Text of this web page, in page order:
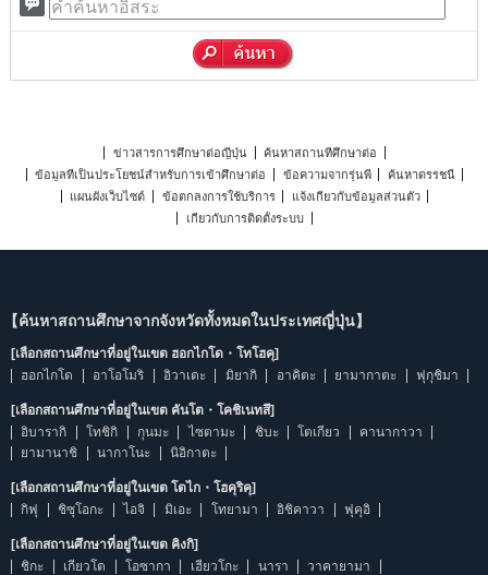
ข่าวสารการศึกษาต่อญี่ปุ่น
ค้นหาสถานที่ศึกษาต่อ
ข้อมูลที่เป็นประโยชน์สำหรับการเข้าศึกษาต่อ
ข้อความจากรุ่นพี่
ค้นหาดรรชนี
แผนผังเว็บไซต์
ข้อตกลงการใช้บริการ
แจ้งเกี่ยวกับข้อมูลส่วนตัว
เกี่ยวกับการติดตั้งระบบ
【ค้นหาสถานศึกษาจากจังหวัดทั้งหมดในประเทศญี่ปุ่น】
[เลือกสถานศึกษาที่อยู่ในเขต ฮอกไกโด・โทโฮคุ]
ฮอกไกโด
อาโอโมริ อิวาเตะ มิยากิ อาคิตะ ยามากาตะ ฟุกุชิมา
[เลือกสถานศึกษาที่อยู่ในเขต คันโต・โคชิเนทสึ]
อิบารากิ
โทชิกิ กุนมะ ไซตามะ ชิบะ โตเกียว
คานากาวา
ยามานาชิ
นากาโนะ นิอิกาตะ
[เลือกสถานศึกษาที่อยู่ในเขต โตไก・โฮคุริคุ]
กิฟุ
ชิซุโอกะ ไอจิ มิเอะ โทยามา อิชิคาวา ฟุคุอิ
[เลือกสถานศึกษาที่อยู่ในเขต คิงกิ]
ชิกะ
เกียวโต โอซากา เฮียวโกะ นารา วาคายามา